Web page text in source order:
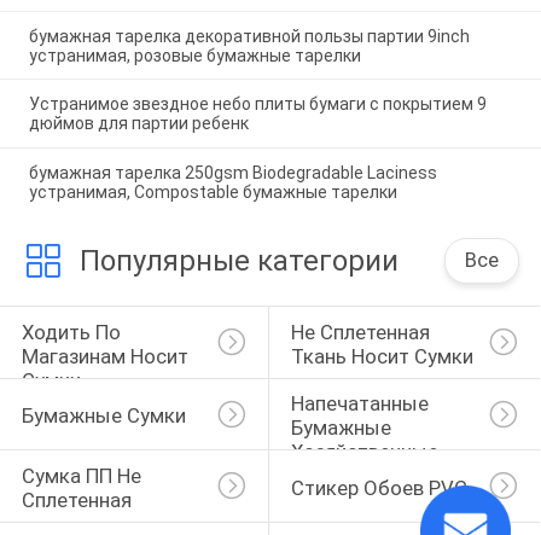
бумажная тарелка декоративной пользы партии 9inch
устранимая, розовые бумажные тарелки
Устранимое звездное небо плиты бумаги с покрытием 9
дюймов для партии ребенк
бумажная тарелка 250gsm Biodegradable Laciness
устранимая, Compostable бумажные тарелки
Популярные категории Все
Ходить По
Магазинам Носит
Сумки
Не Сплетенная
Ткань Носит Сумки
Бумажные Сумки
Напечатанные
Бумажные
Хозяйственные
Сумки
Сумка ПП Не
Сплетенная
Стикер Обоев PVC